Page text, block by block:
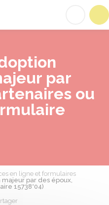
par
ou
en ligne et formulaires
par des époux,
15738*04)